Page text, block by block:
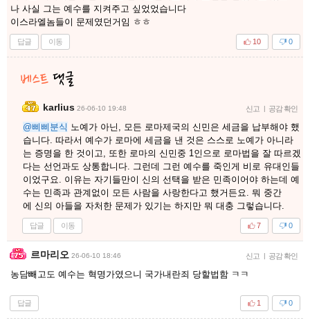
나 사실 그는 예수를 지켜주고 싶었었습니다
이스라엘놈들이 문제였던거임 ㅎㅎ
답글 이동 0
10
karlius 26-06-10 19:48 신고 | 공감 확인
@삐삐분식 노예가 아닌, 모든 로마제국의 신민은 세금을 납부해야 했
습니다. 따라서 예수가 로마에 세금을 낸 것은 스스로 노예가 아니라
는 증명을 한 것이고, 또한 로마의 신민중 1인으로 로마법을 잘 따르겠
다는 선언과도 상통합니다. 그런데 그런 예수를 죽인게 비로 유대인들
이었구요. 이유는 자기들만이 신의 선택을 받은 민족이어야 하는데 예
수는 민족과 관계없이 모든 사람을 사랑한다고 했거든요. 뭐 중간
에 신의 아들을 자처한 문제가 있기는 하지만 뭐 대충 그렇습니다.
답글 이동 0
7
르마리오 26-06-10 18:46 신고 | 공감 확인
농담빼고도 예수는 혁명가였으니 국가내란죄 당할법함 ㅋㅋ
답글 0
1